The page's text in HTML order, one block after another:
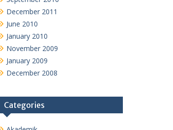
December 2011
November 2009
December 2008
Categories
Akademik